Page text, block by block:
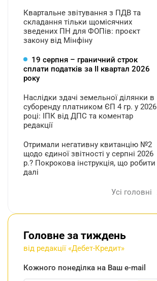
Квартальне звітування з ПДВ та
складання тільки щомісячних
зведених ПН для ФОПів: проєкт
закону від Мінфіну
19 серпня – граничний строк
сплати податків за ІI квартал 2026
року
Наслідки здачі земельної ділянки в
суборенду платником ЄП 4 гр. у 2026
році: ІПК від ДПС та коментар
редакції
Отримали негативну квитанцію №2
щодо єдиної звітності у серпні 2026
р.? Покрокова інструкція, що робити
далі
Усі головні
Головне за тиждень
від редакції «Дебет-Кредит»
Кожного понеділка на Ваш e-mail